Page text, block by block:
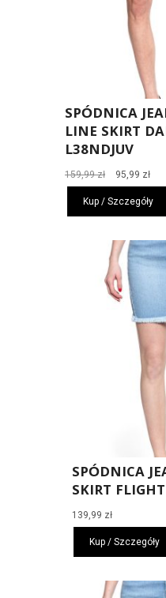
SPÓDNICA
LINE SKIRT
L38NDJUV
159,99zł
Pierwotna
cena
wynosiła:
159,99 zł.
95,99 zł
Kup / Szczegóły
SPÓDNICA
SKIRT
139,99 zł
Kup / Szczegóły